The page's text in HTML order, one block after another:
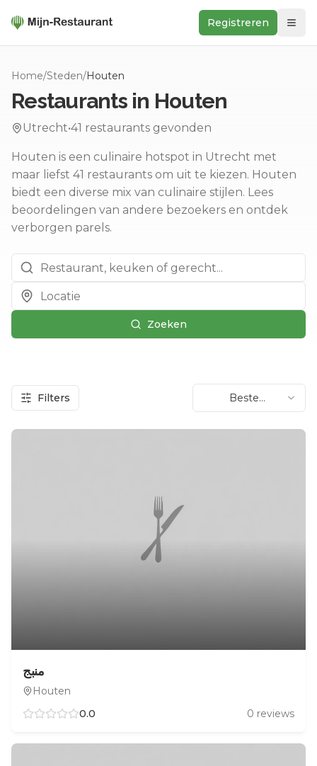
Registreren
In de buurt
Ontdek
Keukens
Foodwall
Reviews
Home/Steden/Houten
Restaurants in Houten
Utrecht•41 restaurants gevonden
Houten is een culinaire hotspot in Utrecht met
maar liefst 41 restaurants om uit te kiezen. Houten
biedt een diverse mix van culinaire stijlen. Lees
beoordelingen van andere bezoekers en ontdek
verborgen parels.
Zoeken
Filters
Beste
beoordeling
منبج
Houten
0.0
0 reviews